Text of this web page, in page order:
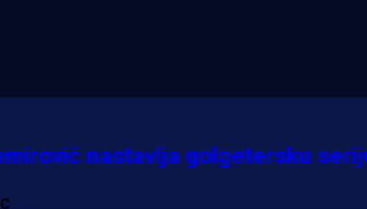
nastavlja golgetersku